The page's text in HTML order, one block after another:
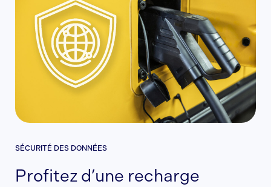
SÉCURITÉ DES DONNÉES
Profitez d’une recharge